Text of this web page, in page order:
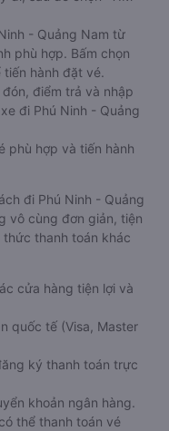
- Quảng Nam từ
phù hợp. Bấm chọn
hành đặt vé.
điểm trả và nhập
đi Phú Ninh - Quảng
phù hợp và tiến hành
đi Phú Ninh - Quảng
vô cùng đơn giản, tiện
thanh toán khác
cửa hàng tiện lợi và
quốc tế (Visa, Master
ký thanh toán trực
khoản ngân hàng.
thể thanh toán vé